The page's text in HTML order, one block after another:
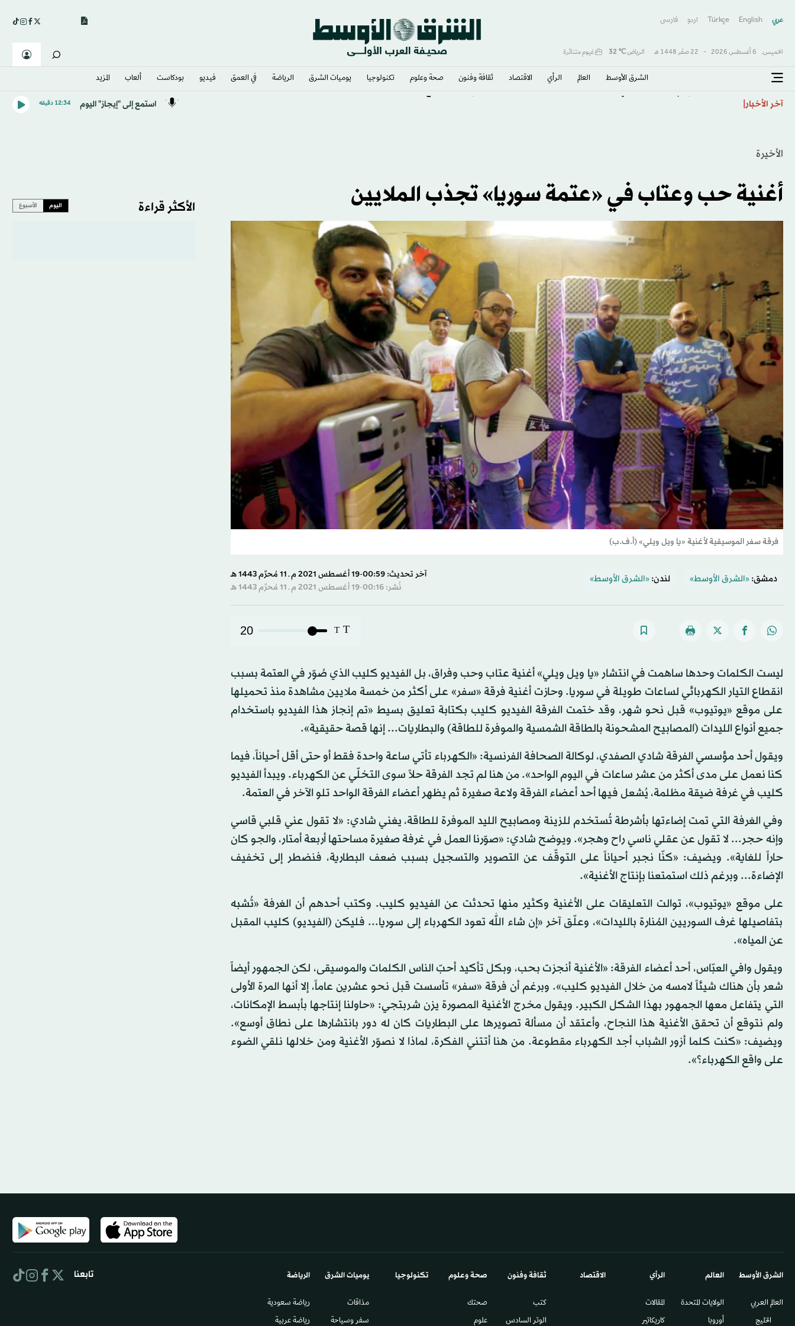
عربي English
Türkçe اردو فارسى
الخميس, 6 أغسطس 2026 - 22 صفَر 1448 هـ الرياض℃
32 غيوم متناثرة
الشرق الأوسط​ العالم الرأي الاقتصاد ثقافة وفنون صحة وعلوم تكنولوجيا يوميات الشرق​ الرياضة في العمق فيديو بودكاست ألعاب المزيد
آخر الأخبار استمع إلى "إيجاز" اليوم 12:34 دقيقه
الأخيرة
أغنية حب وعتاب في «عتمة سوريا» تجذب الملايين
فرقة سفر الموسيقية لأغنية «يا ويل ويلي» (أ.ف.ب)
دمشق: «الشرق الأوسط» لندن: «الشرق الأوسط»
آخر تحديث: 00:59-19 أغسطس 2021 م ـ 11 مُحرَّم 1443 هـ
نُشر: 00:16-19 أغسطس 2021 م ـ 11 مُحرَّم 1443 هـ
T
T
20
ليست الكلمات وحدها ساهمت في انتشار «يا ويل ويلي» أغنية عتاب وحب وفراق، بل الفيديو كليب الذي صُوّر في العتمة بسبب
انقطاع التيار الكهربائي لساعات طويلة في سوريا. وحازت أغنية فرقة «سفر» على أكثر من خمسة ملايين مشاهدة منذ تحميلها
على موقع «يوتيوب» قبل نحو شهر، وقد ختمت الفرقة الفيديو كليب بكتابة تعليق بسيط «تم إنجاز هذا الفيديو باستخدام
جميع أنواع الليدات (المصابيح المشحونة بالطاقة الشمسية والموفرة للطاقة) والبطاريات... إنها قصة حقيقية».
ويقول أحد مؤسسي الفرقة شادي الصفدي، لوكالة الصحافة الفرنسية: «الكهرباء تأتي ساعة واحدة فقط أو حتى أقل أحياناً، فيما
كنا نعمل على مدى أكثر من عشر ساعات في اليوم الواحد». من هنا لم تجد الفرقة حلاً سوى التخلّي عن الكهرباء. ويبدأ الفيديو
كليب في غرفة ضيقة مظلمة، يُشعل فيها أحد أعضاء الفرقة ولاعة صغيرة ثم يظهر أعضاء الفرقة الواحد تلو الآخر في العتمة.
وفي الغرفة التي تمت إضاءتها بأشرطة تُستخدم للزينة ومصابيح الليد الموفرة للطاقة، يغني شادي: «لا تقول عني قلبي قاسي
وإنه حجر... لا تقول عن عقلي ناسي راح وهجر». ويوضح شادي: «صوّرنا العمل في غرفة صغيرة مساحتها أربعة أمتار، والجو كان
حاراً للغاية». ويضيف: «كنّا نجبر أحياناً على التوقّف عن التصوير والتسجيل بسبب ضعف البطارية، فنضطر إلى تخفيف
الإضاءة... وبرغم ذلك استمتعنا بإنتاج الأغنية».
على موقع «يوتيوب»، توالت التعليقات على الأغنية وكثير منها تحدثت عن الفيديو كليب. وكتب أحدهم أن الغرفة «تُشبه
بتفاصيلها غرف السوريين المُنارة بالليدات»، وعلّق آخر «إن شاء الله تعود الكهرباء إلى سوريا... فليكن (الفيديو) كليب المقبل
عن المياه».
ويقول وافي العبّاس، أحد أعضاء الفرقة: «الأغنية أنجزت بحب، وبكل تأكيد أحبّ الناس الكلمات والموسيقى، لكن الجمهور أيضاً
شعر بأن هناك شيئاً لامسه من خلال الفيديو كليب». وبرغم أن فرقة «سفر» تأسست قبل نحو عشرين عاماً، إلا أنها المرة الأولى
التي يتفاعل معها الجمهور بهذا الشكل الكبير. ويقول مخرج الأغنية المصورة يزن شربتجي: «حاولنا إنتاجها بأبسط الإمكانات،
ولم نتوقع أن تحقق الأغنية هذا النجاح، وأعتقد أن مسألة تصويرها على البطاريات كان له دور بانتشارها على نطاق أوسع».
ويضيف: «كنت كلما أزور الشباب أجد الكهرباء مقطوعة. من هنا أتتني الفكرة، لماذا لا نصوّر الأغنية ومن خلالها نلقي الضوء
على واقع الكهرباء؟».
الأكثر قراءة اليوم الأسبوع
الشرق الأوسط​
العالم العربي
الخليج
العالم
الولايات المتحدة
أوروبا
الرأي
المقالات
كاريكاتير
الاقتصاد ثقافة وفنون
كتب
الوتر السادس​
صحة وعلوم
صحتك
علوم
تكنولوجيا يوميات الشرق​
مذاقات
سفر وسياحة
الرياضة
رياضة سعودية
رياضة عربية
تابعنا